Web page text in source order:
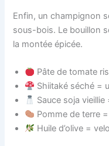
Enfin, un champignon
sous-bois. Le bouillon
la montée épicée.
Pâte de tomate
Shiitaké séché =
Sauce soja vieillie
Pomme de terre
Huile d’olive =